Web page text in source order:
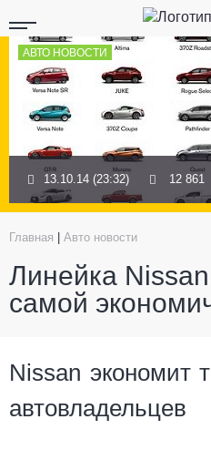
АВТО НОВОСТИ
13.10.14 (23:32) 12 861
Главная Авто новости
Линейка
самой
Nissan экономит
автовладельцев